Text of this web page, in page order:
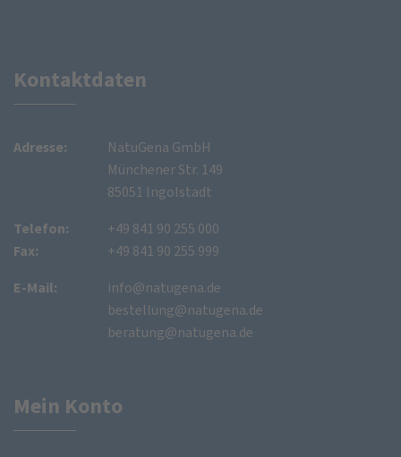
Kontaktdaten
Adresse:
NatuGena GmbH
Münchener Str. 149
85051 Ingolstadt
Telefon:
Fax:
+49 841 90 255 000
+49 841 90 255 999
E-Mail:
info@natugena.de
bestellung@natugena.de
beratung@natugena.de
Mein Konto